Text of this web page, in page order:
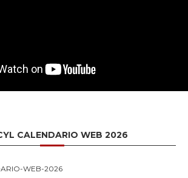
CALENDARIO WEB 2026